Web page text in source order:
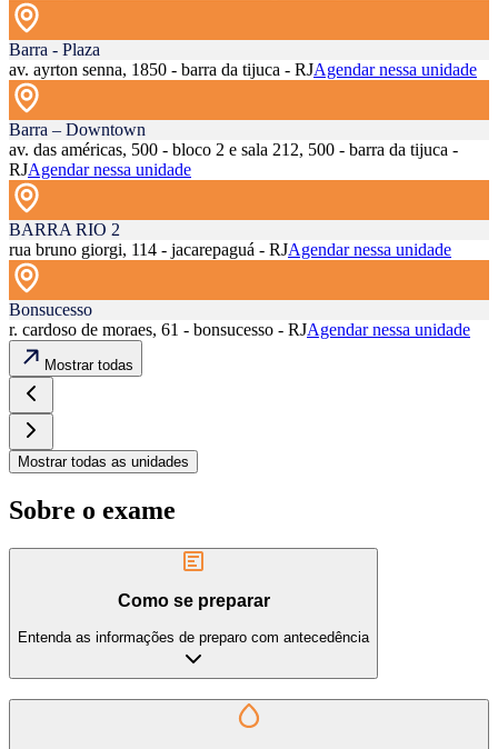
Barra - Plaza
av. ayrton senna, 1850 - barra da tijuca - RJAgendar nessa unidade
Barra – Downtown
av. das américas, 500 - bloco 2 e sala 212, 500 - barra da tijuca -
RJAgendar nessa unidade
BARRA RIO 2
rua bruno giorgi, 114 - jacarepaguá - RJAgendar nessa unidade
Bonsucesso
r. cardoso de moraes, 61 - bonsucesso - RJAgendar nessa unidade
Mostrar todas
Mostrar todas as unidades
Sobre o exame
Como se preparar
Entenda as informações de preparo com antecedência